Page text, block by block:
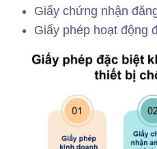
Giấy chứng nhận
Giấy phép hoạt động